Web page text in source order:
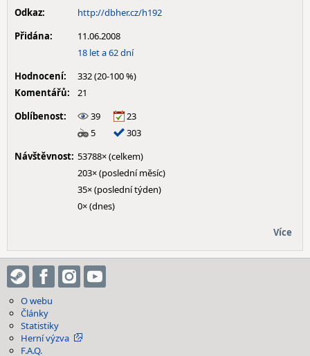
Odkaz:
http://dbher.cz/h192
Přidána:
11.06.2008
18 let a 62 dní
Hodnocení:
332 (20-100 %)
Komentářů:
21
Oblíbenost:
39
23
5
303
Návštěvnost: 53788× (celkem)
203× (poslední měsíc)
35× (poslední týden)
0× (dnes)
Více
O webu
Články
Statistiky
Herní výzva
F.A.Q.